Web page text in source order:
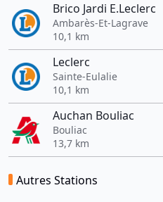
Brico Jardi E.Leclerc
Ambarès-Et-Lagrave
10,1 km
Leclerc
Sainte-Eulalie
10,1 km
Auchan Bouliac
Bouliac
13,7 km
Autres Stations